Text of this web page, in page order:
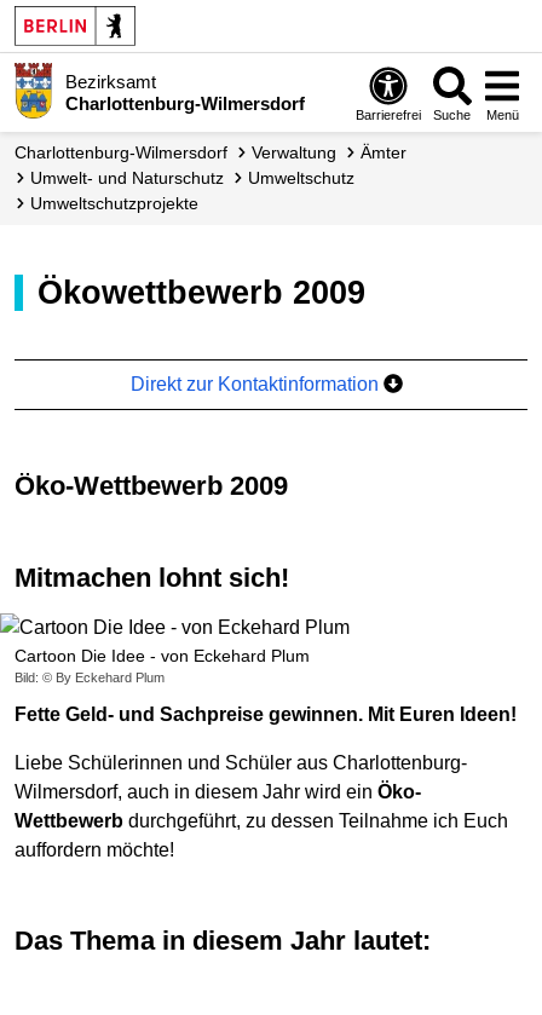
Bezirksamt
Charlottenburg-Wilmersdorf
Barrierefrei Suche Menü
Charlottenburg-Wilmersdorf Verwaltung
Ämter
Umwelt- und Naturschutz
Umweltschutz
Umwelt­schutz­projekte
Ökowettbewerb 2009
Direkt zur Kontaktinformation
Öko-Wettbewerb 2009
Mitmachen lohnt sich!
Cartoon Die Idee - von Eckehard Plum
Bild: © By Eckehard Plum
Fette Geld- und Sachpreise gewinnen. Mit Euren Ideen!
Liebe Schülerinnen und Schüler aus Charlottenburg-
Wilmersdorf, auch in diesem Jahr wird ein Öko-
Wettbewerb durchgeführt, zu dessen Teilnahme ich Euch
auffordern möchte!
Das Thema in diesem Jahr lautet: